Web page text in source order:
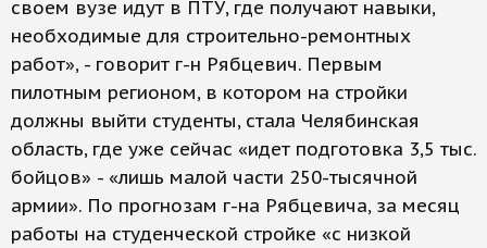
своем вузе идут в ПТУ, где получают навыки,
необходимые для строительно-ремонтных
работ», - говорит г-н Рябцевич. Первым
пилотным регионом, в котором на стройки
должны выйти студенты, стала Челябинская
область, где уже сейчас «идет подготовка 3,5 тыс.
бойцов» - «лишь малой части 250-тысячной
армии». По прогнозам г-на Рябцевича, за месяц
работы на студенческой стройке «с низкой